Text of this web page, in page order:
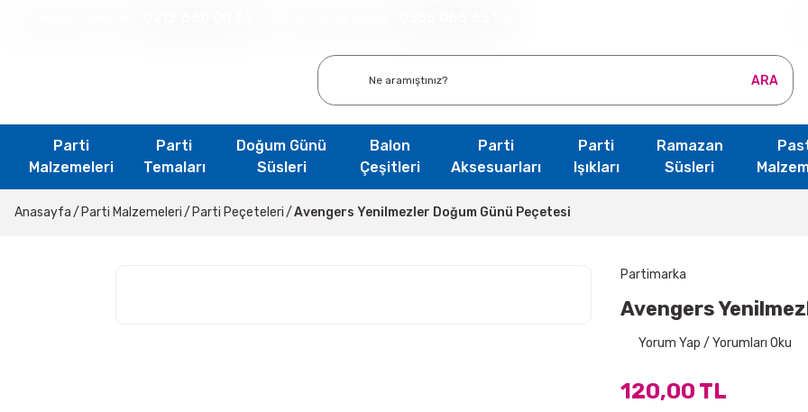
ARA
Parti
Malzemeleri
Parti
Temaları
Doğum Günü
Süsleri
Balon
Çeşitleri
Parti
Aksesuarları
Parti
Işıkları
Ramazan
Süsleri
Anasayfa Parti Malzemeleri Parti Peçeteleri Avengers Yenilmezler Doğum Günü Peçetesi
Partimarka
Avengers
Yorum Yap / Yorumları Oku
120,00 TL